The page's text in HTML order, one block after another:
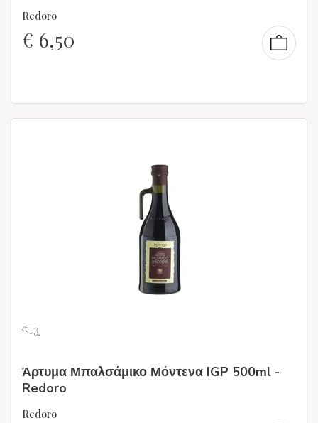
Redoro
€ 6,50
Άρτυμα Μπαλσάμικο Μόντενα IGP 500ml -
Redoro
Redoro